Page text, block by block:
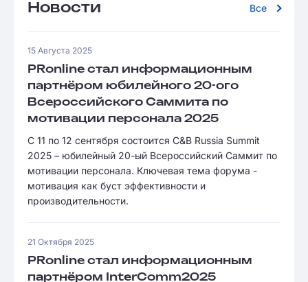
Новости Все
15 Августа 2025
PRonline стал информационным
партнёром юбилейного 20-ого
Всероссийского Саммита по
мотивации персонала 2025
С 11 по 12 сентября состоится C&B Russia Summit
2025 – юбилейный 20-ый Всероссийский Саммит по
мотивации персонала. Ключевая тема форума -
мотивация как буст эффективности и
производительности.
21 Октября 2025
PRonline стал информационным
партнёром InterComm2025